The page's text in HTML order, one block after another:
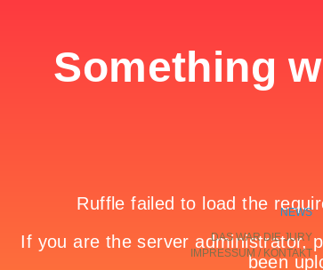
NEWS
DAS WAR DIE JURY
IMPRESSUM / KONTAKT